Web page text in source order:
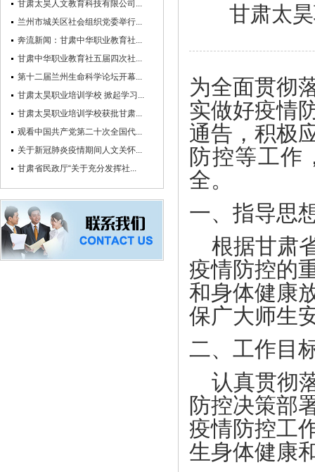
甘肃太昊人文教育科技有限公司...
兰州市城关区社会组织党委举行...
奔流新闻：甘肃中华职业教育社...
甘肃中华职业教育社五届四次社...
第十二届兰州生命科学论坛开幕...
甘肃太昊职业培训学校 掀起学习...
甘肃太昊职业培训学校获批甘肃...
观看中国共产党第二十次全国代...
关于新冠肺炎疫情期间人文关怀...
甘肃省民政厅“关于充分发挥社...
甘肃太
为全面贯彻
实做好疫情
通告，积极
防控等工作
全。
一、指导思
根据甘肃
疫情防控的
和身体健康
保广大师生
二、工作目
认真贯彻
防控决策部
疫情防控工
生身体健康